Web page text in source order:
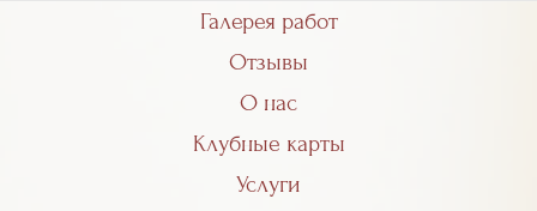
Галерея работ
Отзывы
О нас
Клубные карты
Услуги